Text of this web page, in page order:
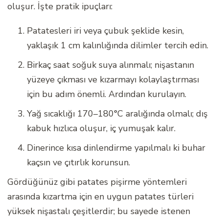
oluşur. İşte pratik ipuçları:
Patatesleri iri veya çubuk şeklide kesin,
yaklaşık 1 cm kalınlığında dilimler tercih edin.
Birkaç saat soğuk suya alınmalı; nişastanın
yüzeye çıkması ve kızarmayı kolaylaştırması
için bu adım önemli. Ardından kurulayın.
Yağ sıcaklığı 170–180°C aralığında olmalı; dış
kabuk hızlıca oluşur, iç yumuşak kalır.
Dinerince kısa dinlendirme yapılmalı ki buhar
kaçsın ve çıtırlık korunsun.
Gördüğünüz gibi patates pişirme yöntemleri
arasında kızartma için en uygun patates türleri
yüksek nişastalı çeşitlerdir; bu sayede istenen